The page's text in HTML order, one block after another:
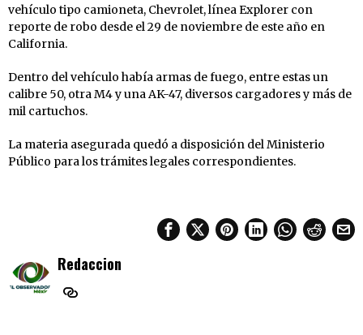
vehículo tipo camioneta, Chevrolet, línea Explorer con
reporte de robo desde el 29 de noviembre de este año en
California.
Dentro del vehículo había armas de fuego, entre estas un
calibre 50, otra M4 y una AK-47, diversos cargadores y más de
mil cartuchos.
La materia asegurada quedó a disposición del Ministerio
Público para los trámites legales correspondientes.
Redaccion